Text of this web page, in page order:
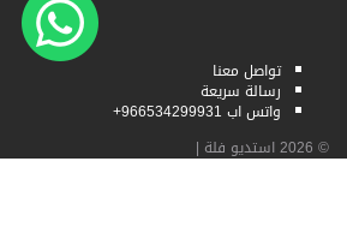
تواصل معنا
رسالة سريعة
واتس اب 966534299931+
استديو فلة|